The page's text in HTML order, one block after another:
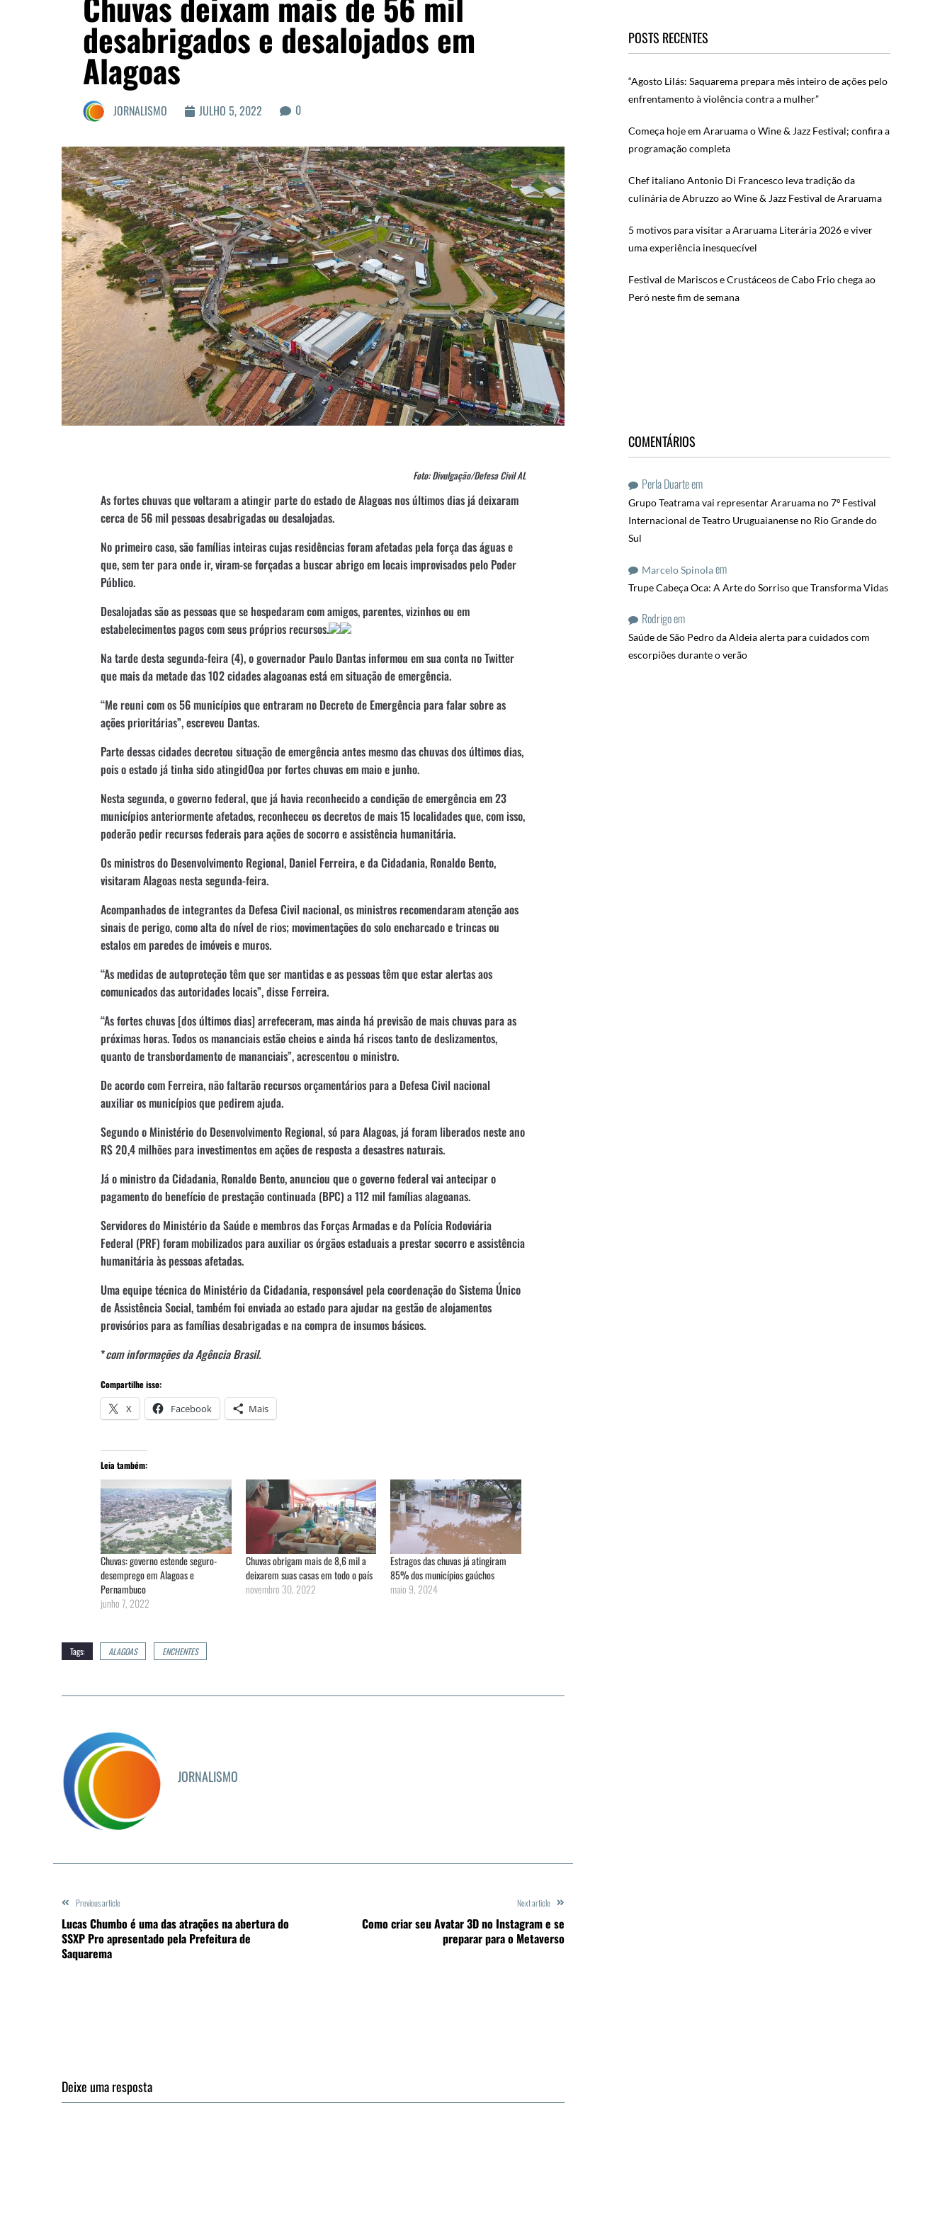
desabrigados e desalojados em
Alagoas
JORNALISMO JULHO 5, 2022 0
Foto: Divulgação/Defesa Civil AL
As fortes chuvas que voltaram a atingir parte do estado de Alagoas nos últimos dias já deixaram
cerca de 56 mil pessoas desabrigadas ou desalojadas.
No primeiro caso, são famílias inteiras cujas residências foram afetadas pela força das águas e
que, sem ter para onde ir, viram-se forçadas a buscar abrigo em locais improvisados pelo Poder
Público.
Desalojadas são as pessoas que se hospedaram com amigos, parentes, vizinhos ou em
estabelecimentos pagos com seus próprios recursos.
Na tarde desta segunda-feira (4), o governador Paulo Dantas informou em sua conta no Twitter
que mais da metade das 102 cidades alagoanas está em situação de emergência.
“Me reuni com os 56 municípios que entraram no Decreto de Emergência para falar sobre as
ações prioritárias”, escreveu Dantas.
Parte dessas cidades decretou situação de emergência antes mesmo das chuvas dos últimos dias,
pois o estado já tinha sido atingid0oa por fortes chuvas em maio e junho.
Nesta segunda, o governo federal, que já havia reconhecido a condição de emergência em 23
municípios anteriormente afetados, reconheceu os decretos de mais 15 localidades que, com isso,
poderão pedir recursos federais para ações de socorro e assistência humanitária.
Os ministros do Desenvolvimento Regional, Daniel Ferreira, e da Cidadania, Ronaldo Bento,
visitaram Alagoas nesta segunda-feira.
Acompanhados de integrantes da Defesa Civil nacional, os ministros recomendaram atenção aos
sinais de perigo, como alta do nível de rios; movimentações do solo encharcado e trincas ou
estalos em paredes de imóveis e muros.
“As medidas de autoproteção têm que ser mantidas e as pessoas têm que estar alertas aos
comunicados das autoridades locais”, disse Ferreira.
“As fortes chuvas [dos últimos dias] arrefeceram, mas ainda há previsão de mais chuvas para as
próximas horas. Todos os mananciais estão cheios e ainda há riscos tanto de deslizamentos,
quanto de transbordamento de mananciais”, acrescentou o ministro.
De acordo com Ferreira, não faltarão recursos orçamentários para a Defesa Civil nacional
auxiliar os municípios que pedirem ajuda.
Segundo o Ministério do Desenvolvimento Regional, só para Alagoas, já foram liberados neste ano
R$ 20,4 milhões para investimentos em ações de resposta a desastres naturais.
Já o ministro da Cidadania, Ronaldo Bento, anunciou que o governo federal vai antecipar o
pagamento do benefício de prestação continuada (BPC) a 112 mil famílias alagoanas.
Servidores do Ministério da Saúde e membros das Forças Armadas e da Polícia Rodoviária
Federal (PRF) foram mobilizados para auxiliar os órgãos estaduais a prestar socorro e assistência
humanitária às pessoas afetadas.
Uma equipe técnica do Ministério da Cidadania, responsável pela coordenação do Sistema Único
de Assistência Social, também foi enviada ao estado para ajudar na gestão de alojamentos
provisórios para as famílias desabrigadas e na compra de insumos básicos.
*com informações da Agência Brasil.
Compartilhe isso:
X Facebook Mais
Leia também:
Chuvas: governo estende seguro-
desemprego em Alagoas e
Pernambuco
junho 7, 2022
Chuvas obrigam mais de 8,6 mil a
deixarem suas casas em todo o país
novembro 30, 2022
Estragos das chuvas já atingiram
85% dos municípios gaúchos
maio 9, 2024
Tags: ALAGOAS ENCHENTES
JORNALISMO
Previous article
Lucas Chumbo é uma das atrações na abertura do
SSXP Pro apresentado pela Prefeitura de
Saquarema
Next article
Como criar seu Avatar 3D no Instagram e se
preparar para o Metaverso
Deixe uma resposta
POSTS RECENTES
“Agosto Lilás: Saquarema prepara mês inteiro de ações pelo
enfrentamento à violência contra a mulher”
Começa hoje em Araruama o Wine & Jazz Festival; confira a
programação completa
Chef italiano Antonio Di Francesco leva tradição da
culinária de Abruzzo ao Wine & Jazz Festival de Araruama
5 motivos para visitar a Araruama Literária 2026 e viver
uma experiência inesquecível
Festival de Mariscos e Crustáceos de Cabo Frio chega ao
Peró neste fim de semana
COMENTÁRIOS
Perla Duarteem
Grupo Teatrama vai representar Araruama no 7º Festival
Internacional de Teatro Uruguaianense no Rio Grande do
Sul
Marcelo Spinolaem
Trupe Cabeça Oca: A Arte do Sorriso que Transforma Vidas
Rodrigoem
Saúde de São Pedro da Aldeia alerta para cuidados com
escorpiões durante o verão